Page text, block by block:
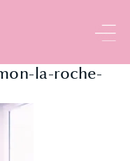
la-roche-